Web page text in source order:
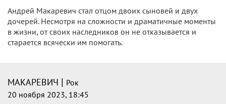
Андрей Макаревич стал отцом двоих сыновей и двух
дочерей. Несмотря на сложности и драматичные моменты
в жизни, от своих наследников он не отказывается и
старается всячески им помогать.
МАКАРЕВИЧ | Рок
20 ноября 2023, 18:45